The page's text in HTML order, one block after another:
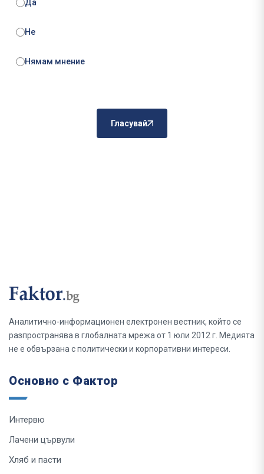
Да
Не
Нямам мнение
Гласувай
Аналитично-информационен електронен вестник, който се
разпространява в глобалната мрежа от 1 юли 2012 г. Медията
не е обвързана с политически и корпоративни интереси.
Основно с Фактор
Интервю
Лачени цървули
Хляб и пасти